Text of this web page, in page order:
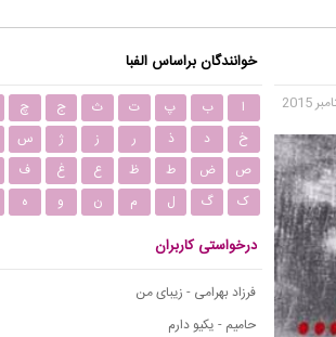
خوانندگان براساس الفبا
ا ب پ ت ث ج چ
خ
د ذ ر ز ژ س
ص
ض ط ظ ع غ ف
ک
گ ل م ن و ه
درخواستی کاربران
فرزاد بهرامی - زیبای من
حامیم - یکیو دارم